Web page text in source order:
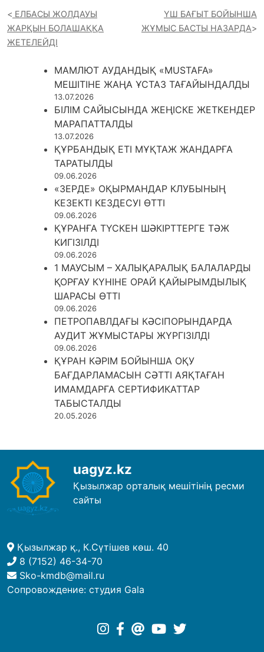
ЕЛБАСЫ ЖОЛДАУЫ
ЖАРҚЫН БОЛАШАҚҚА
ЖЕТЕЛЕЙДІ
ҮШ БАҒЫТ БОЙЫНША
ЖҰМЫС БАСТЫ НАЗАРДА
МАМЛЮТ АУДАНДЫҚ «MUSTAFA»
МЕШІТІНЕ ЖАҢА ҰСТАЗ ТАҒАЙЫНДАЛДЫ
13.07.2026
БІЛІМ САЙЫСЫНДА ЖЕҢІСКЕ ЖЕТКЕНДЕР
МАРАПАТТАЛДЫ
13.07.2026
ҚҰРБАНДЫҚ ЕТІ МҰҚТАЖ ЖАНДАРҒА
ТАРАТЫЛДЫ
09.06.2026
«ЗЕРДЕ» ОҚЫРМАНДАР КЛУБЫНЫҢ
КЕЗЕКТІ КЕЗДЕСУІ ӨТТІ
09.06.2026
ҚҰРАНҒА ТҮСКЕН ШӘКІРТТЕРГЕ ТӘЖ
КИГІЗІЛДІ
09.06.2026
1 МАУСЫМ – ХАЛЫҚАРАЛЫҚ БАЛАЛАРДЫ
ҚОРҒАУ КҮНІНЕ ОРАЙ ҚАЙЫРЫМДЫЛЫҚ
ШАРАСЫ ӨТТІ
09.06.2026
ПЕТРОПАВЛДАҒЫ КӘСІПОРЫНДАРДА
АУДИТ ЖҰМЫСТАРЫ ЖҮРГІЗІЛДІ
09.06.2026
ҚҰРАН КӘРІМ БОЙЫНША ОҚУ
БАҒДАРЛАМАСЫН СӘТТІ АЯҚТАҒАН
ИМАМДАРҒА СЕРТИФИКАТТАР
ТАБЫСТАЛДЫ
20.05.2026
uagyz.kz
Қызылжар орталық мешітінің ресми
сайты
Қызылжар қ., К.Сүтішев көш. 40
8 (7152) 46-34-70
Sko-kmdb@mail.ru
Сопровождение: студия Gala